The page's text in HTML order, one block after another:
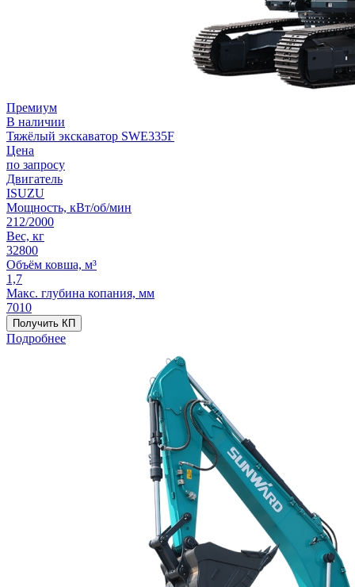
Премиум
В наличии
Тяжёлый экскаватор SWE335F
Цена
по запросу
Двигатель
ISUZU
Мощность, кВт/об/мин
212/2000
Вес, кг
32800
Объём ковша, м³
1,7
Макс. глубина копания, мм
7010
Получить КП
Подробнее